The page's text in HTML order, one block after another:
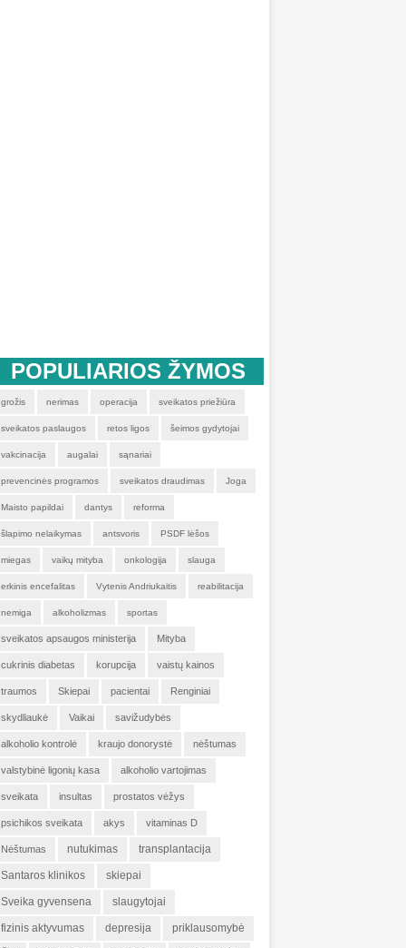
POPULIARIOS ŽYMOS
grožis nerimas operacija sveikatos priežiūra
sveikatos paslaugos retos ligos šeimos gydytojai
vakcinacija augalai sąnariai
prevencinės programos sveikatos draudimas Joga
Maisto papildai dantys reforma
šlapimo nelaikymas antsvoris PSDF lėšos
miegas vaikų mityba onkologija slauga
erkinis encefalitas Vytenis Andriukaitis reabilitacija
nemiga alkoholizmas sportas
sveikatos apsaugos ministerija Mityba
cukrinis diabetas korupcija vaistų kainos
traumos Skiepai pacientai Renginiai
skydliaukė Vaikai savižudybės
alkoholio kontrolė kraujo donorystė nėštumas
valstybinė ligonių kasa alkoholio vartojimas
sveikata insultas prostatos vėžys
psichikos sveikata akys vitaminas D
Nėštumas nutukimas transplantacija
Santaros klinikos skiepai
Sveika gyvensena slaugytojai
fizinis aktyvumas depresija priklausomybė